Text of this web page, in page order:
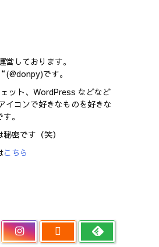
しております。
です。
ット、WordPress などなど
イコンで好きなものを好きな
。
密です（笑）
こちら
